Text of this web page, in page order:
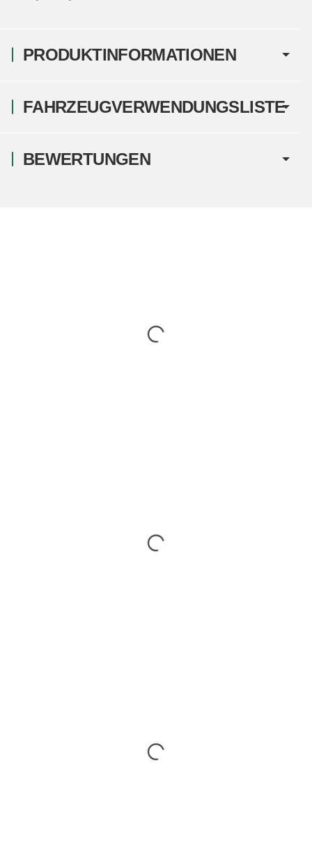
PRODUKTINFORMATIONEN
FAHRZEUGVERWENDUNGSLISTE
BEWERTUNGEN